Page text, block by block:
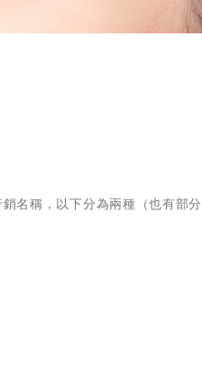
名稱，以下分為兩種（也有部